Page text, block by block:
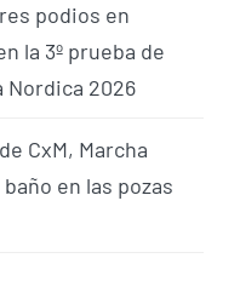
podios en
la 3º prueba de
Nordica 2026
CxM, Marcha
en las pozas